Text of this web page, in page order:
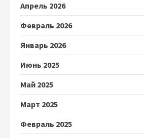
Апрель 2026
Февраль 2026
Январь 2026
Июнь 2025
Май 2025
Март 2025
Февраль 2025